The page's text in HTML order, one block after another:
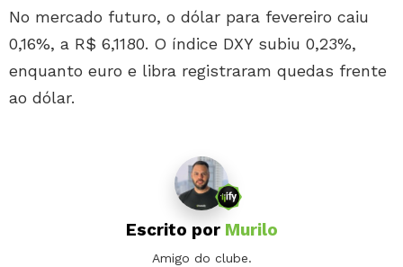
No mercado futuro, o dólar para fevereiro caiu
0,16%, a R$ 6,1180. O índice DXY subiu 0,23%,
enquanto euro e libra registraram quedas frente
ao dólar.
Escrito por Murilo
Amigo do clube.